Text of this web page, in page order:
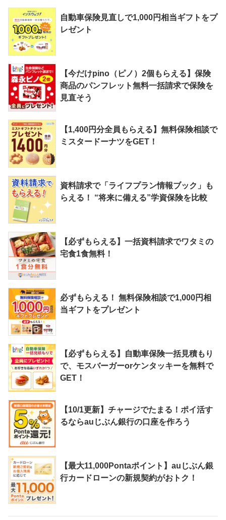
自動車保険見直しで1,000円相当ギフトをプ
レゼント
【今だけpino（ピノ）2個もらえる】保険
商品のパンフレット無料一括請求で保険を
見直そう
【1,400円分全員もらえる】無料保険相談で
ミスタードーナツをGET！
資料請求で「ライフプラン情報ブック」も
らえる！ “将来に備える”学資保険を比較
【必ずもらえる】一括資料請求でワタミの
宅食1食無料！
必ずもらえる！ 無料保険相談で1,000円相
当ギフトをプレゼント
【必ずもらえる】自動車保険一括見積もり
で、モスバーガーorケンタッキーを無料で
GET！
【10/1更新】チャージでたまる！ポイ活す
るならauじぶん銀行の口座を作ろう
【最大11,000Pontaポイント】auじぶん銀
行カードローンの新規契約がおトク！